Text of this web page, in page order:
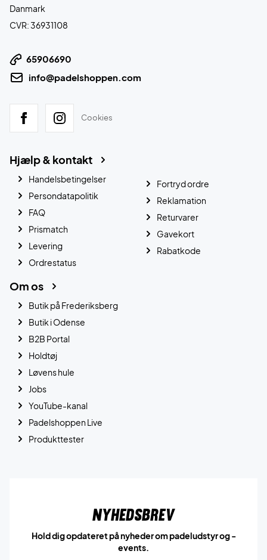
Danmark
CVR: 36931108
65906690
info@padelshoppen.com
Cookies
Hjælp & kontakt
Handelsbetingelser
Persondatapolitik
FAQ
Prismatch
Levering
Ordrestatus
Fortryd ordre
Reklamation
Returvarer
Gavekort
Rabatkode
Om os
Butik på Frederiksberg
Butik i Odense
B2B Portal
Holdtøj
Løvens hule
Jobs
YouTube-kanal
Padelshoppen Live
Produkttester
Nyhedsbrev
Hold dig opdateret på nyheder om padeludstyr og -
events.